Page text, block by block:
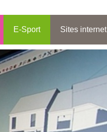
E-Sport Sites internet